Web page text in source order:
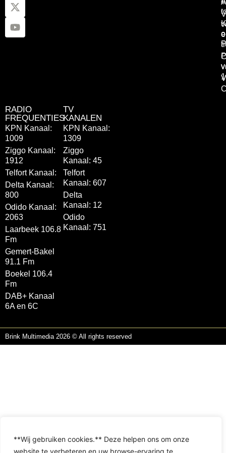
**Wij gebruiken cookies.** Deze helpen ons om onze
website te verbeteren en uw browse-ervaring te
RADIO
FREQUENTIES
KPN Kanaal:
1009
Ziggo Kanaal:
1912
Telfort Kanaal:
Delta Kanaal:
800
Odido Kanaal:
2063
Laarbeek 106.8
Fm
Gemert-Bakel
91.1 Fm
Boekel 106.4
Fm
DAB+ Kanaal
6A en 6C
TV
KANALEN
KPN Kanaal:
1309
Ziggo
Kanaal: 45
Telfort
Kanaal: 607
Delta
Kanaal: 12
Odido
Kanaal: 751
Brink Multimedia 2026 © All rights reserved